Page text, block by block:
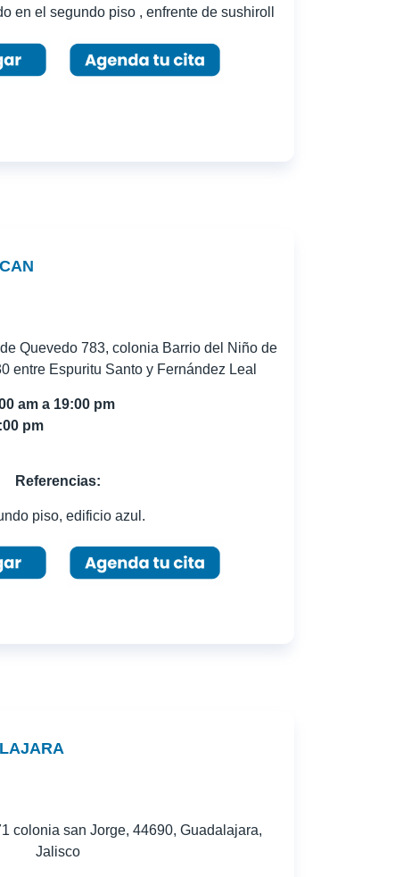
en el segundo piso , enfrente de sushiroll
Quevedo 783, colonia Barrio del Niño de
entre Espuritu Santo y Fernández Leal
am a 19:00 pm
pm
Referencias:
piso, edificio azul.
colonia san Jorge, 44690, Guadalajara,
Jalisco